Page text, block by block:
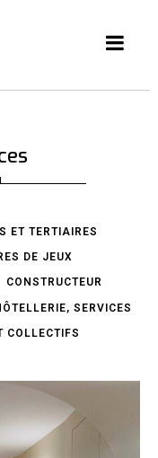
ET TERTIAIRES
DE JEUX
CONSTRUCTEUR
SERVICES
COLLECTIFS